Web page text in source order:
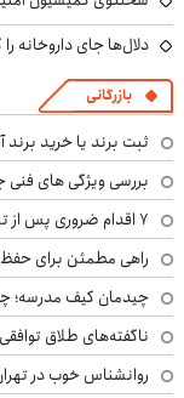
دلال‌ها جای داروخانه
بازرگانی
ثبت برند یا خرید
بررسی ویژگی های فنی
۷ اقدام ضروری پس از تشکیل پرونده مواد مخدر؛ راهنمای خانواده‌ها
راهی مطمئن برای
چیدمان کیف مدرسه؛
ناگفته‌های طلاق
روانشناس خوب در